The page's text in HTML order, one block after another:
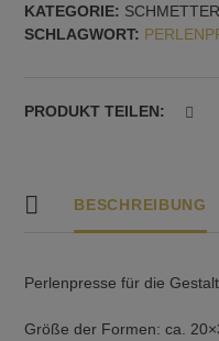
1,
vertikale
KATEGORIE:
SCHLAGWORT:
PRODUKT TEILEN:
BESCHREIBUNG
Perlenpresse für die
Größe der Formen: ca.